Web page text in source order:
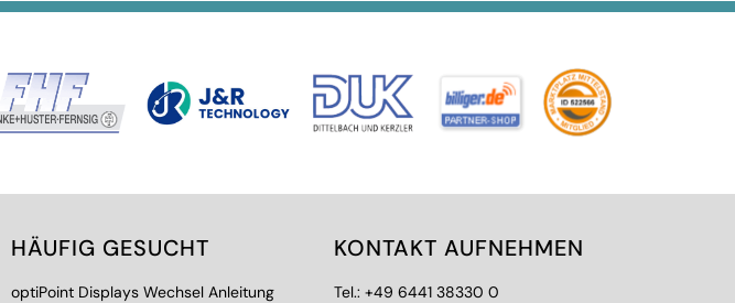
HÄUFIG GESUCHT
optiPoint Displays Wechsel Anleitung
KONTAKT AUFNEHMEN
Tel.: +49 6441 38330 0